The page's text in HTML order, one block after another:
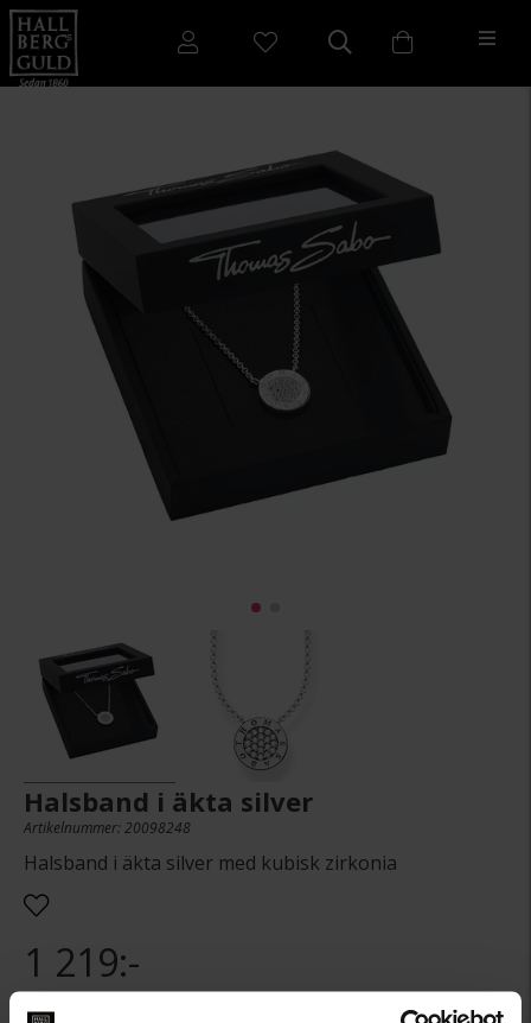
Halsband i äkta silver
Artikelnummer: 20098248
Halsband i äkta silver med kubisk zirkonia
1 219:-